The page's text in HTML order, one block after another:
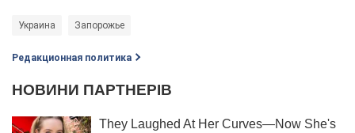
Украина Запорожье
Редакционная политика